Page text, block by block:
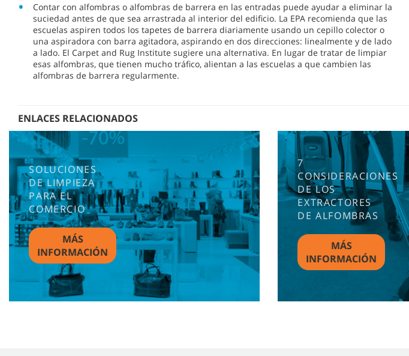
Contar con alfombras o alfombras de barrera en las entradas puede ayudar a eliminar la
suciedad antes de que sea arrastrada al interior del edificio. La EPA recomienda que las
escuelas aspiren todos los tapetes de barrera diariamente usando un cepillo colector o
una aspiradora con barra agitadora, aspirando en dos direcciones: linealmente y de lado
a lado. El Carpet and Rug Institute sugiere una alternativa. En lugar de tratar de limpiar
esas alfombras, que tienen mucho tráfico, alientan a las escuelas a que cambien las
alfombras de barrera regularmente.
ENLACES RELACIONADOS
SOLUCIONES
DE LIMPIEZA
PARA EL
COMERCIO
MÁS
INFORMACIÓN
7
CONSIDERACIONES
DE LOS
EXTRACTORES
DE ALFOMBRAS
MÁS
INFORMACIÓN